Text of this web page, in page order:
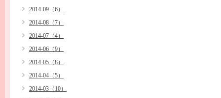
2014-09（6）
2014-08（7）
2014-07（4）
2014-06（9）
2014-05（8）
2014-04（5）
2014-03（10）